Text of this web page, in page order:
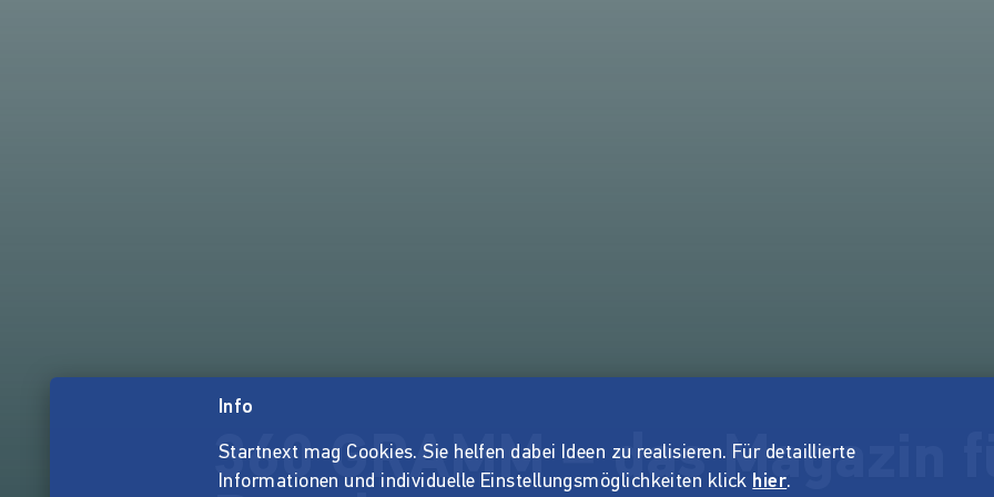
360 GRAMM – das Magazin
Info
Startnext mag Cookies. Sie helfen dabei Ideen zu realisieren. Für detaillierte
Informationen und individuelle Einstellungsmöglichkeiten klick hier.